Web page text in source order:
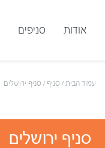
אודות סניפים
עמוד הבית / סניף / סניף ירושלים
סניף ירושלים